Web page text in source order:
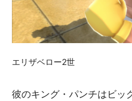
エリザベロー2世
彼のキング・パンチはビッ